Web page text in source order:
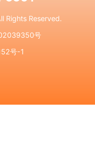
Rights Reserved.
号
号-1